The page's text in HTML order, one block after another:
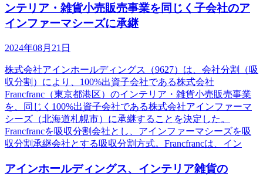
ンテリア・雑貨小売販売事業を同じく子会社のア
インファーマシーズに承継
2024年08月21日
株式会社アインホールディングス（9627）は、会社分割（吸
収分割）により、100%出資子会社である株式会社
Francfranc（東京都港区）のインテリア・雑貨小売販売事業
を、同じく100%出資子会社である株式会社アインファーマ
シーズ（北海道札幌市）に承継することを決定した。
Francfrancを吸収分割会社とし、アインファーマシーズを吸
収分割承継会社とする吸収分割方式。Francfrancは、イン
アインホールディングス、インテリア雑貨の